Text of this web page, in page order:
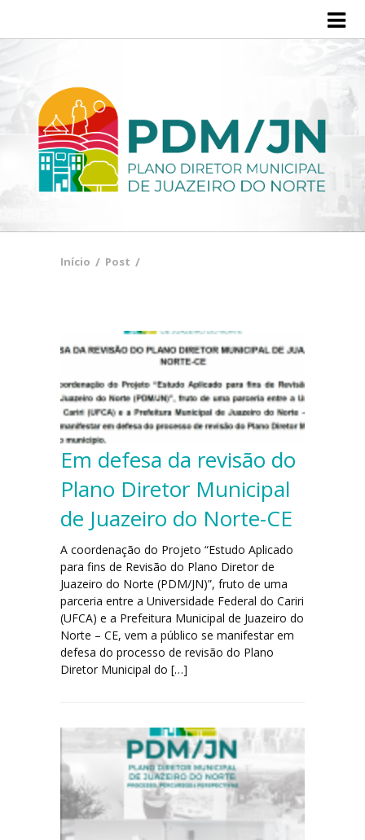
Etapas e produtos
Etapa 1 – Plano Executivo de Trabalho
Etapa 2 – Leituras Técnicas e Comunitárias da Cidade
Etapa 3 – Diretrizes e eixos estratégicos, objetivos e ações
Etapa 4 – Minuta do Projeto de Lei do PDM e Legislação
Equipe técnica
Início / Post /
Em defesa da revisão do
Plano Diretor Municipal
de Juazeiro do Norte-CE
A coordenação do Projeto “Estudo Aplicado
para fins de Revisão do Plano Diretor de
Juazeiro do Norte (PDM/JN)”, fruto de uma
parceria entre a Universidade Federal do Cariri
(UFCA) e a Prefeitura Municipal de Juazeiro do
Norte – CE, vem a público se manifestar em
defesa do processo de revisão do Plano
Diretor Municipal do […]